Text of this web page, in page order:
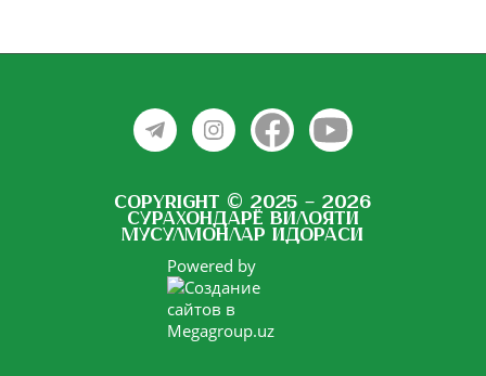
Copyright © 2025 - 2026
Сурахондарё вилояти
мусулмонлар идораси
Powered by